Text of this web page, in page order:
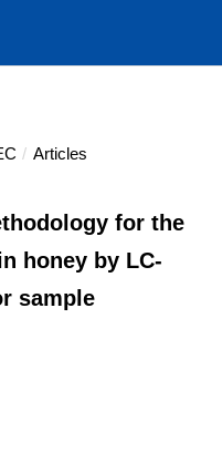
/ Articles
for the
honey by LC-
sample